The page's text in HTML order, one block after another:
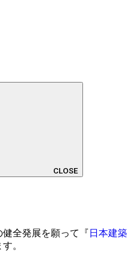
CLOSE
健全発展を願って『 日本建築
。